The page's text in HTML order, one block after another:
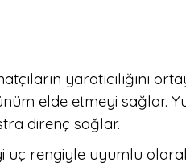
yaratıcılığını
elde etmeyi sağlar.
direnç sağlar.
rengiyle uyumlu